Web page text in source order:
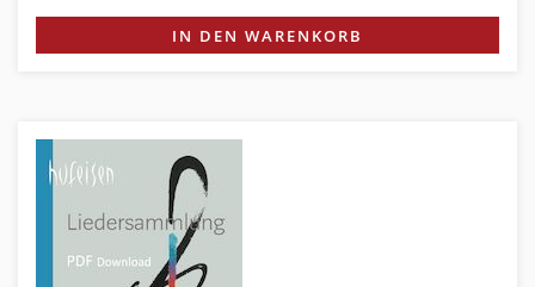
IN DEN WARENKORB